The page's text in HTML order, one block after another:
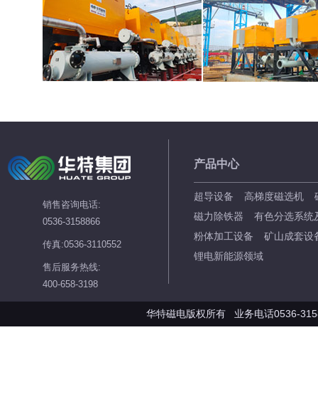
销售咨询电话:
0536-3158866
传真:0536-3110552
售后服务热线:
400-658-3198
产品中心
超导设备 高梯度磁选机
磁力除铁器
有色分选系统
粉体加工设备
矿山成套设
锂电新能源领域
华特磁电版权所有 业务电话0536-